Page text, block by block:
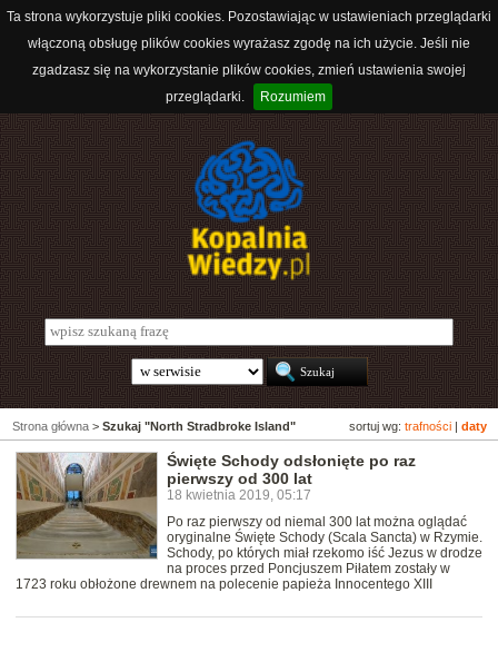
Ta strona wykorzystuje pliki cookies. Pozostawiając w ustawieniach przeglądarki
włączoną obsługę plików cookies wyrażasz zgodę na ich użycie. Jeśli nie
zgadzasz się na wykorzystanie plików cookies, zmień ustawienia swojej
przeglądarki.
Rozumiem
sortuj wg: trafności daty
Strona główna > Szukaj "North Stradbroke Island"
Święte Schody odsłonięte po raz
pierwszy od 300 lat
18 kwietnia 2019, 05:17
Po raz pierwszy od niemal 300 lat można oglądać
oryginalne Święte Schody (Scala Sancta) w Rzymie.
Schody, po których miał rzekomo iść Jezus w drodze
na proces przed Poncjuszem Piłatem zostały w
1723 roku obłożone drewnem na polecenie papieża Innocentego XIII